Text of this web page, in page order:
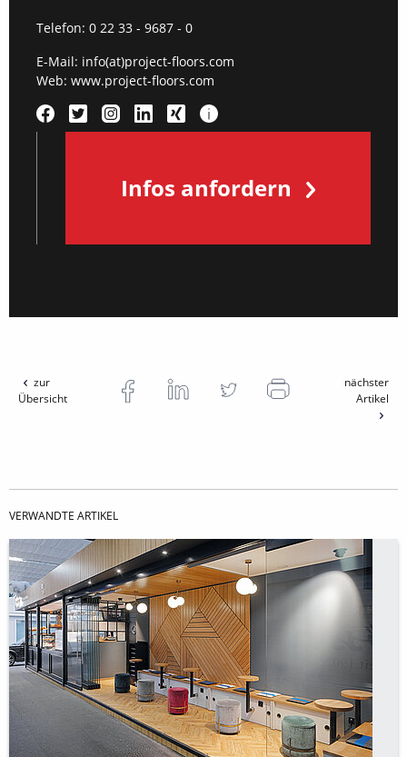
Telefon: 0 22 33 - 9687 - 0
E-Mail: info(at)project-floors.com
Web: www.project-floors.com
Infos anfordern
zur
Übersicht
nächster
Artikel
VERWANDTE ARTIKEL